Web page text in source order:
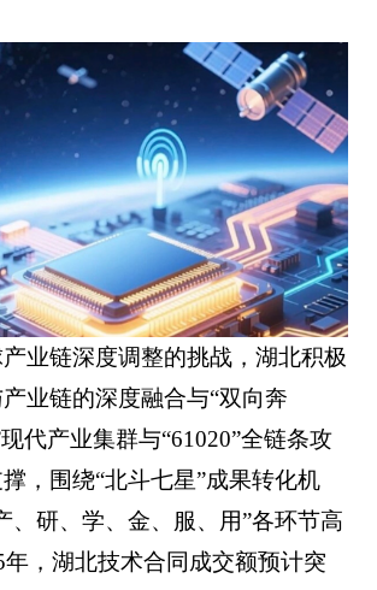
业链深度调整的挑战，湖北积极
业链的深度融合与“双向奔
现代产业集群与“61020”全链条攻
，围绕“北斗七星”成果转化机
、研、学、金、服、用”各环节高
年，湖北技术合同成交额预计突